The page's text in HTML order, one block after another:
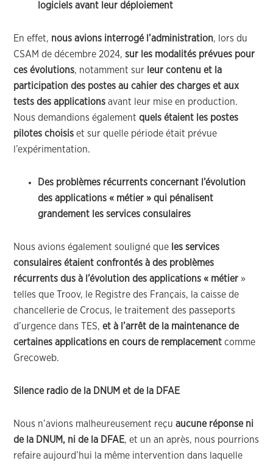
logiciels avant leur déploiement
En effet, nous avions interrogé l’administration, lors du
CSAM de décembre 2024,sur les modalités prévues pour
ces évolutions, notamment sur leur contenu et la
participation des postes au cahier des charges et aux
tests des applications avant leur mise en production.
Nous demandions égalementquels étaient les postes
pilotes choisis et sur quelle période était prévue
l’expérimentation.
Des problèmes récurrents concernant l’évolution
des applications « métier » qui pénalisent
grandement les services consulaires
Nous avions également souligné que les services
consulaires étaient confrontés à des problèmes
récurrents dus à l’évolution des applications « métier »
telles que Troov, le Registre des Français, la caisse de
chancellerie de Crocus, le traitement des passeports
d’urgence dans TES,et à l’arrêt de la maintenance de
certaines applications en cours de remplacement comme
Grecoweb.
Silence radio de la DNUM et de la DFAE
Nous n’avions malheureusement reçuaucune réponse ni
de la DNUM, ni de la DFAE, et un an après, nous pourrions
refaire aujourd’hui la même intervention dans laquelle